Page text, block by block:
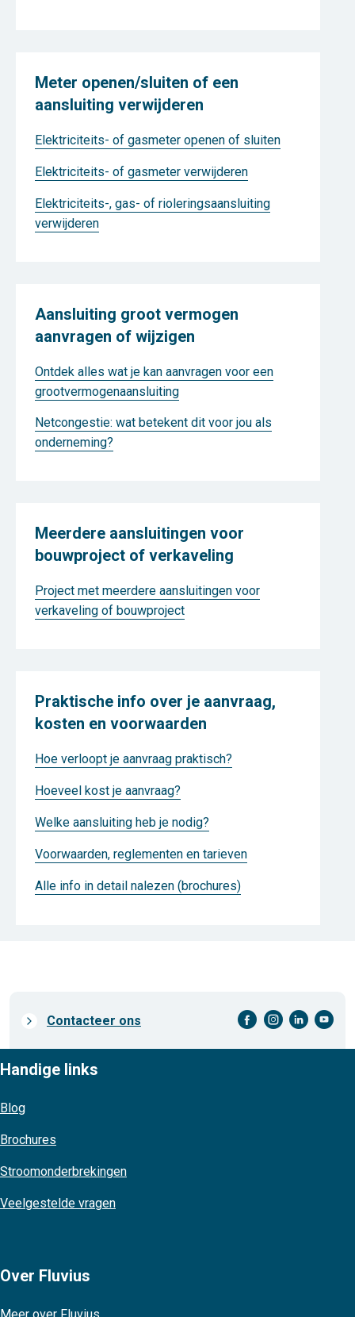
Meter openen/sluiten of een
aansluiting verwijderen
Elektriciteits- of gasmeter openen of sluiten
Elektriciteits- of gasmeter verwijderen
Elektriciteits-, gas- of rioleringsaansluiting
verwijderen
Aansluiting groot vermogen
aanvragen of wijzigen
Ontdek alles wat je kan aanvragen voor een
grootvermogenaansluiting
Netcongestie: wat betekent dit voor jou als
onderneming?
Meerdere aansluitingen voor
bouwproject of verkaveling
Project met meerdere aansluitingen voor
verkaveling of bouwproject
Praktische info over je aanvraag,
kosten en voorwaarden
Hoe verloopt je aanvraag praktisch?
Hoeveel kost je aanvraag?
Welke aansluiting heb je nodig?
Voorwaarden, reglementen en tarieven
Alle info in detail nalezen (brochures)
Prefooter
Contacteer ons facebook-cirkel instagram-cirkel linkedin-cirkel youtube-cirkel
Handige links
Blog
Brochures
Stroomonderbrekingen
Veelgestelde vragen
Over Fluvius